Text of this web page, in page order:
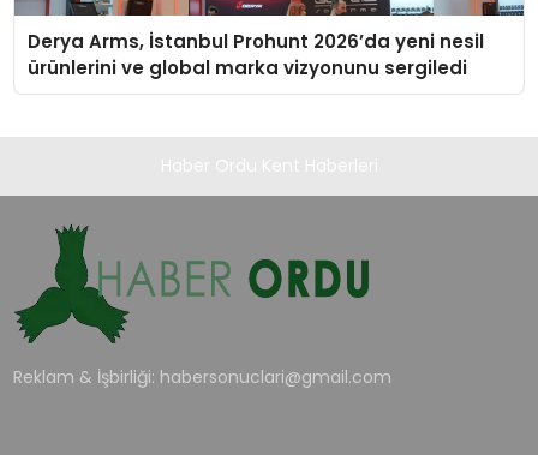
Derya Arms, İstanbul Prohunt 2026’da yeni nesil
ürünlerini ve global marka vizyonunu sergiledi
Reklam & İşbirliği: habersonuclari@gmail.com